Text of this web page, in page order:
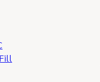
Fill